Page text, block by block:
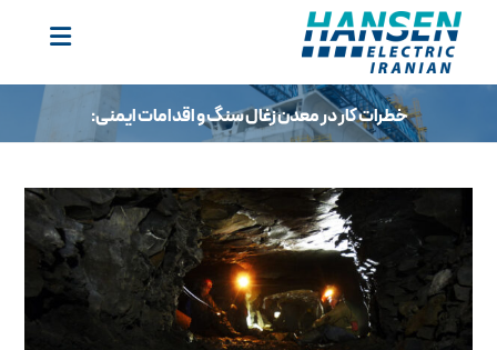
خطرات کار در معدن زغال سنگ و اقدامات ایمنی: